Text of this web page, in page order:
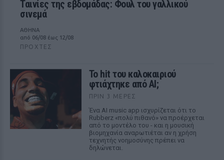
Ταινίες της εβδομάδας: Φουλ του γαλλικού
σινεμά
ΑΘΗΝΑ
από 06/08 έως 12/08
ΠΡΟΧΤΈΣ
Το hit του καλοκαιριού
φτιάχτηκε από AI;
ΠΡΙΝ 3 ΜΈΡΕΣ
Ένα AI music app ισχυρίζεται ότι το
Rubberz «πολύ πιθανό» να προέρχεται
από το μοντέλο του - και η μουσική
βιομηχανία αναρωτιέται αν η χρήση
τεχνητής νοημοσύνης πρέπει να
δηλώνεται.